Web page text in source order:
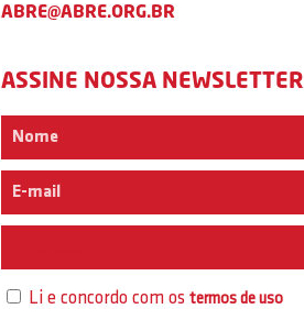
ABRE@ABRE.ORG.BR
ASSINE NOSSA NEWSLETTER
Li e concordo com ostermos de uso